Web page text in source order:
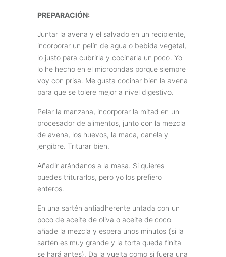
PREPARACIÓN:
Juntar la avena y el salvado en un recipiente,
incorporar un pelín de agua o bebida vegetal,
lo justo para cubrirla y cocinarla un poco. Yo
lo he hecho en el microondas porque siempre
voy con prisa. Me gusta cocinar bien la avena
para que se tolere mejor a nivel digestivo.
Pelar la manzana, incorporar la mitad en un
procesador de alimentos, junto con la mezcla
de avena, los huevos, la maca, canela y
jengibre. Triturar bien.
Añadir arándanos a la masa. Si quieres
puedes triturarlos, pero yo los prefiero
enteros.
En una sartén antiadherente untada con un
poco de aceite de oliva o aceite de coco
añade la mezcla y espera unos minutos (si la
sartén es muy grande y la torta queda finita
se hará antes). Da la vuelta como si fuera una